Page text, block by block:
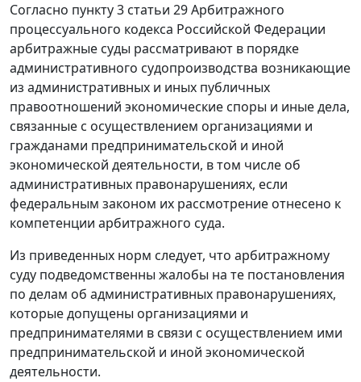
Согласно пункту 3 статьи 29Арбитражного
процессуального кодекса Российской Федерации
арбитражные суды рассматривают в порядке
административного судопроизводства возникающие
из административных и иных публичных
правоотношений экономические споры и иные дела,
связанные с осуществлением организациями и
гражданами предпринимательской и иной
экономической деятельности, в том числе об
административных правонарушениях, если
федеральным законом их рассмотрение отнесено к
компетенции арбитражного суда.
Из приведенных норм следует, что арбитражному
суду подведомственны жалобы на те постановления
по делам об административных правонарушениях,
которые допущены организациями и
предпринимателями в связи с осуществлением ими
предпринимательской и иной экономической
деятельности.